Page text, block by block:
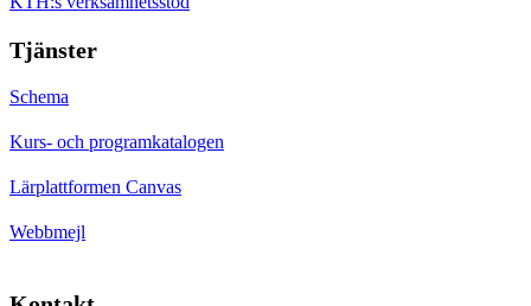
Tjänster
Schema
Kurs- och programkatalogen
Lärplattformen Canvas
Webbmejl